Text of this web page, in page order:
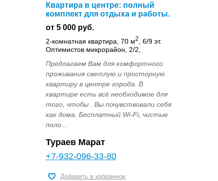
Квартира в центре: полный
комплект для отдыха и работы.
от 5 000 руб.
2-комнатная квартира, 70 м2
, 6/9 эт.
Оптимистов микрорайон, 2/2,
Предлагаем Вам для комфортного
проживания светлую и просторную
квартиру в центре города. В
квартире есть всё необходимое для
того, чтобы . Вы почувствовали себя
как дома. Бесплатный Wi-Fi, чистые
поло...
Тураев Марат
+7-932-096-33-80
Добавить в избранное